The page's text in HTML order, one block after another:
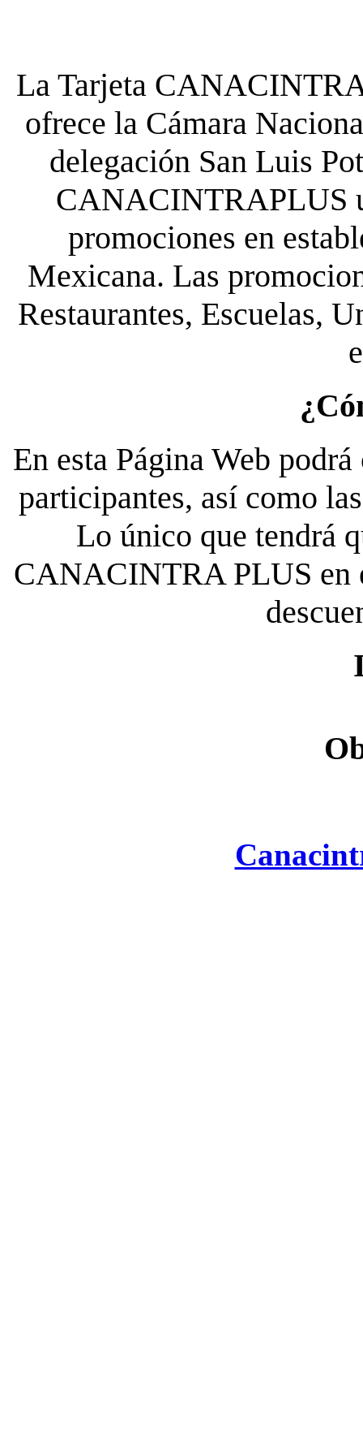
La Tarjeta
ofrece la Cámara
delegación San Luis
CANACINTRAPLUS
promociones en
Mexicana. Las
Restaurantes, Escuelas,
En esta Página Web
participantes, así como
Lo único que tendrá
CANACINTRA PLUS en